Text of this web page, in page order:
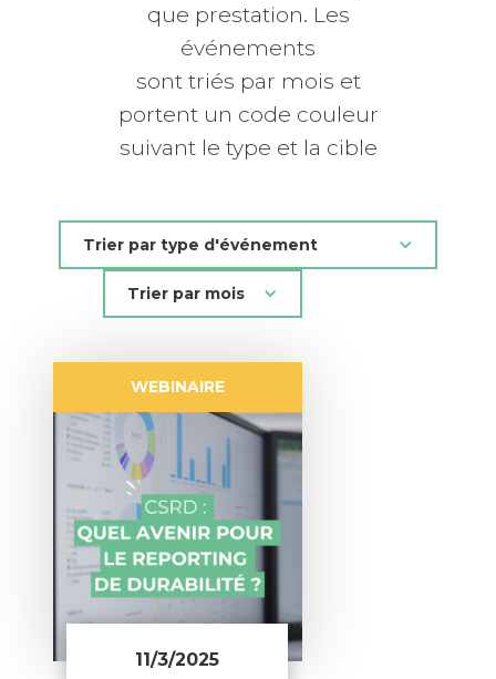
que prestation. Les
événements
sont triés par mois et
portent un code couleur
suivant le type et la cible
Trier par type d'événement
Trier par mois
WEBINAIRE
11/3/2025